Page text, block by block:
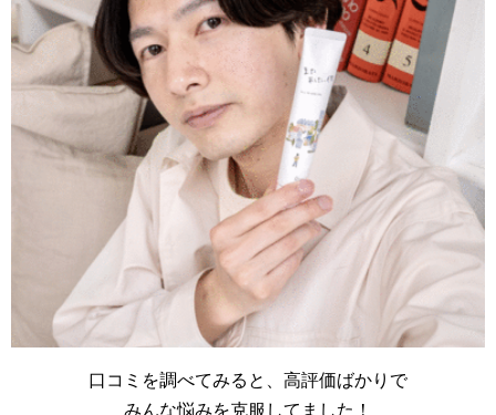
口コミを調べてみると、高評価ばかりで
みんな悩みを克服してました！